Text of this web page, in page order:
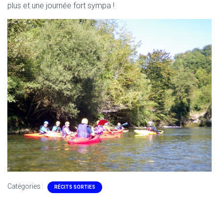
plus et une journée fort sympa !
Catégories : RÉCITS SORTIES